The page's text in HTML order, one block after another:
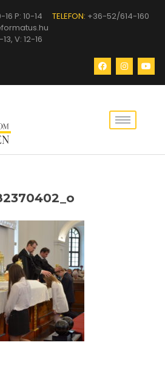
16 P: 10-14 TELEFON: +36-52/614-160
V: 12-16